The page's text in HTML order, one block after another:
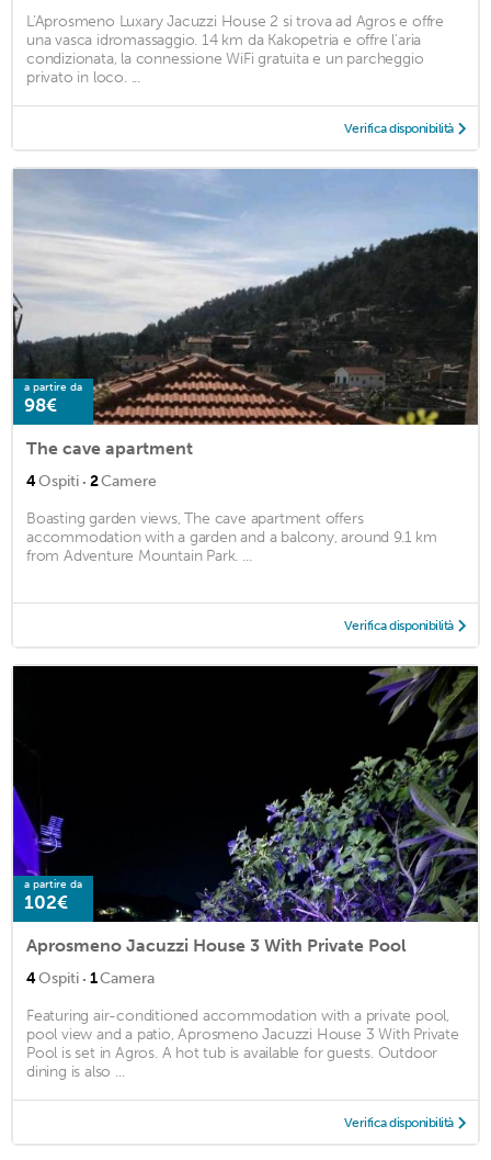
L'Aprosmeno Luxary Jacuzzi House 2 si trova ad Agros e offre
una vasca idromassaggio. 14 km da Kakopetria e offre l'aria
condizionata, la connessione WiFi gratuita e un parcheggio
privato in loco. ...
Verifica disponibilità
a partire da
98€
The cave apartment
4Ospiti · 2Camere
Boasting garden views, The cave apartment offers
accommodation with a garden and a balcony, around 9.1 km
from Adventure Mountain Park. ...
Verifica disponibilità
a partire da
102€
Aprosmeno Jacuzzi House 3 With Private Pool
4Ospiti · 1Camera
Featuring air-conditioned accommodation with a private pool,
pool view and a patio, Aprosmeno Jacuzzi House 3 With Private
Pool is set in Agros. A hot tub is available for guests. Outdoor
dining is also ...
Verifica disponibilità